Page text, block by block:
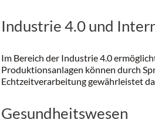
Industrie 4.0 und
Im Bereich der Industrie 4.0
Produktionsanlagen können durch
Echtzeitverarbeitung gewährleistet
Gesundheitswesen